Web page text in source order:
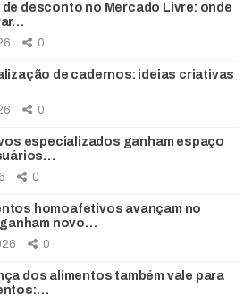
de desconto no Mercado Livre: onde
0
de cadernos: ideias criativas
0
especializados ganham espaço
0
homoafetivos avançam no
ganham novo…
0
dos alimentos também vale para